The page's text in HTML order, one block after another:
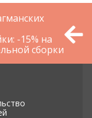
-15% на
сборки